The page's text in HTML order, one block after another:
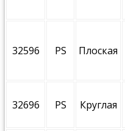
32596 PS Плоская
32696 PS Круглая